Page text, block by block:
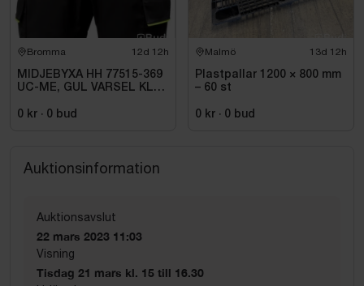
Bromma 12d 12h
MIDJEBYXA HH 77515-369
UC-ME, GUL VARSEL KL1.
0 kr · 0 bud
Malmö 13d 12h
Plastpallar 1200 × 800 mm
– 60 st
0 kr · 0 bud
Auktionsinformation
Auktionsavslut
22 mars 2023 11:03
Visning
Tisdag 21 mars kl. 15 till 16.30